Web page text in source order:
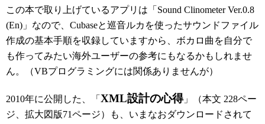
この本で取り上げているアプリは「Sound Clinometer Ver.0.8
(En)」なので、Cubaseと巡音ルカを使ったサウンドファイル
作成の基本手順を収録していますから、ボカロ曲を自分で
も作ってみたい海外ユーザーの参考にもなるかもしれませ
ん。（VBプログラミングには関係ありませんが）
2010年に公開した、「 XML設計の心得」（本文 228ペー
ジ、拡大図版71ページ）も、いまなおダウンロードされて